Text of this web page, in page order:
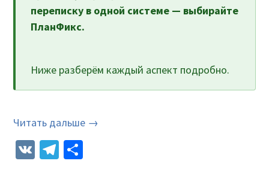
переписку в одной системе — выбирайте
ПланФикс.
Ниже разберём каждый аспект подробно.
Читать дальше →
VK Telegram